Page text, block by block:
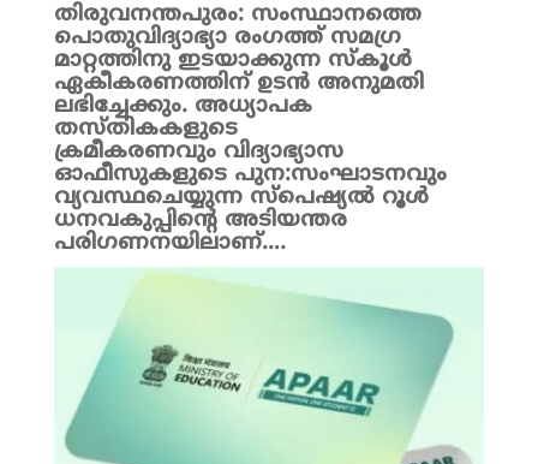
തിരുവനന്തപുരം: സംസ്ഥാനത്തെ
പൊതുവിദ്യാഭ്യാ രംഗത്ത് സമഗ്ര
മാറ്റത്തിനു ഇടയാക്കുന്ന സ്കൂൾ
ഏകീകരണത്തിന് ഉടൻ അനുമതി
ലഭിച്ചേക്കും. അധ്യാപക
തസ്തികകളുടെ
ക്രമീകരണവും വിദ്യാഭ്യാസ
ഓഫീസുകളുടെ പുന:സംഘാടനവും
വ്യവസ്ഥചെയ്യുന്ന സ്പെഷ്യൽ റൂൾ
ധനവകുപ്പിന്റെ അടിയന്തര
പരിഗണനയിലാണ്….